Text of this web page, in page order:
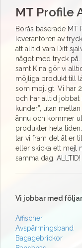
MT Profile
Borås baserade MT
leverantören av
att alltid vara Ditt
något med tryck
samt Kina gör vi
möjliga produkt till
som möjligt. Vi har
och har alltid jobbat
kunder”, utan
ännu och kommer
produkter hela
tar vi fram det åt er
eller skicka ett mejl
samma dag. ALLTID!
Vi jobbar med
Affischer
Avspärrningsband
Bagagebrickor